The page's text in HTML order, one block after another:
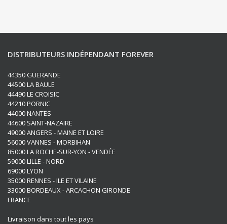
DISTRIBUTEURS INDÉPENDANT FOREVER
44350 GUERANDE
44500 LA BAULE
44490 LE CROISIC
44210 PORNIC
44000 NANTES
44600 SAINT-NAZAIRE
49000 ANGERS - MAINE ET LOIRE
56000 VANNES - MORBIHAN
85000 LA ROCHE-SUR-YON - VENDÉE
59000 LILLE - NORD
69000 LYON
35000 RENNES - ILE ET VILAINE
33000 BORDEAUX - ARCACHON GIRONDE
FRANCE
Livraison dans tout les pays